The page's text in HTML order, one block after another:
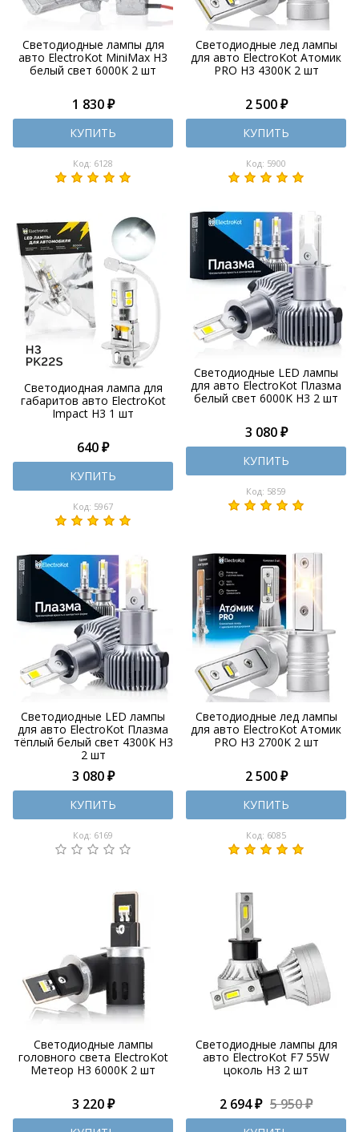
Светодиодные лампы для
авто ElectroKot MiniMax H3
белый свет 6000K 2 шт
1 830 ₽
КУПИТЬ
Код: 6128
Светодиодные лед лампы
для авто ElectroKot Атомик
PRO H3 4300K 2 шт
2 500 ₽
КУПИТЬ
Код: 5900
Светодиодная лампа для
габаритов авто ElectroKot
Impact H3 1 шт
640 ₽
КУПИТЬ
Код: 5967
Светодиодные LED лампы
для авто ElectroKot Плазма
белый свет 6000K H3 2 шт
3 080 ₽
КУПИТЬ
Код: 5859
Светодиодные LED лампы
для авто ElectroKot Плазма
тёплый белый свет 4300K H3
2 шт
3 080 ₽
КУПИТЬ
Код: 6169
Светодиодные лед лампы
для авто ElectroKot Атомик
PRO H3 2700K 2 шт
2 500 ₽
КУПИТЬ
Код: 6085
Светодиодные лампы
головного света ElectroKot
Метеор H3 6000K 2 шт
3 220 ₽
Светодиодные лампы для
авто ElectroKot F7 55W
цоколь H3 2 шт
2 694 ₽ 5 950 ₽